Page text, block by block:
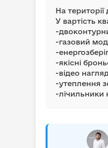
На
У вартість
-
-газовий
-
-якісні
-відео
-утеплення
-лічильники